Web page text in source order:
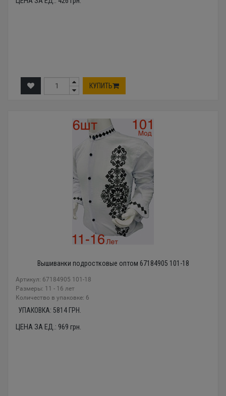
КУПИТЬ
Вышиванки подростковые оптом 67184905 101-18
Артикул: 67184905 101-18
Размеры: 11 - 16 лет
Количество в упаковке: 6
УПАКОВКА: 5814 ГРН.
ЦЕНА ЗА ЕД.: 969 грн.